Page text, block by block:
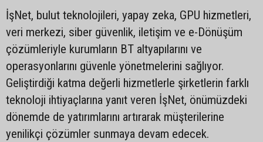
İşNet, bulut teknolojileri, yapay zeka, GPU hizmetleri,
veri merkezi, siber güvenlik, iletişim ve e-Dönüşüm
çözümleriyle kurumların BT altyapılarını ve
operasyonlarını güvenle yönetmelerini sağlıyor.
Geliştirdiği katma değerli hizmetlerle şirketlerin farklı
teknoloji ihtiyaçlarına yanıt veren İşNet, önümüzdeki
dönemde de yatırımlarını artırarak müşterilerine
yenilikçi çözümler sunmaya devam edecek.